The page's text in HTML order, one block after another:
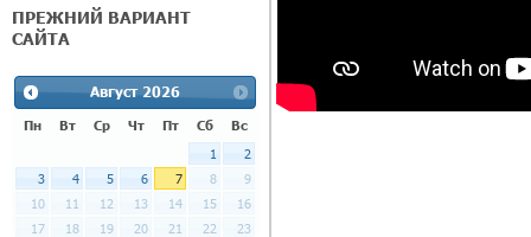
ПРЕЖНИЙ ВАРИАНТ
САЙТА
Август 2026
Пн Вт Ср Чт Пт Сб
Вс
1
2
3
4 5 6 7 8
9
10
11 12 13 14 15
16
17
18 19 20 21 22
23